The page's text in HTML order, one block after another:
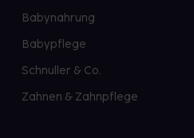
Babynahrung
Babypflege
Schnuller & Co.
Zahnen & Zahnpflege